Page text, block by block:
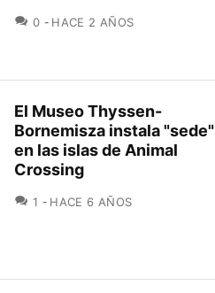
0 COMENTARIOS
HACE 2 AÑOS
El Museo Thyssen-
Bornemisza instala "sede"
en las islas de Animal
Crossing
1 COMENTARIOS
HACE 6 AÑOS